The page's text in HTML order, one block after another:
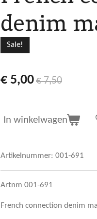
denim
Sale!
€ 5,00€ 7,50
In winkelwagen
Artikelnummer: 001-691
Artnm 001-691
French connection denim